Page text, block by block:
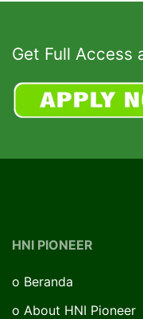
Get Full Access
HNI PIONEER
o Beranda
o About HNI Pioneer